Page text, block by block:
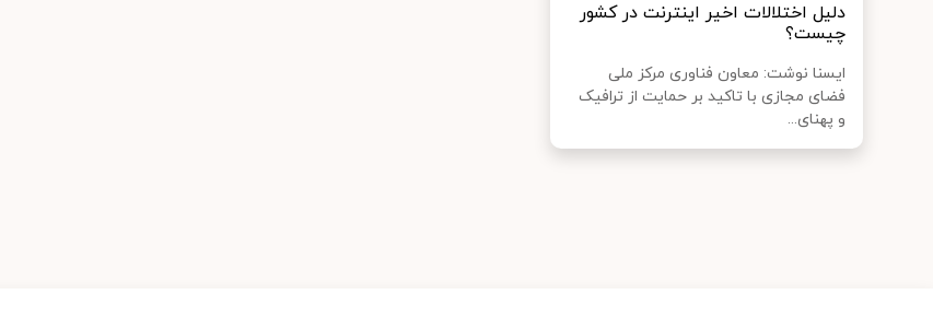
دلیل اختلالات اخیر اینترنت در کشور
چیست؟
ایسنا نوشت: معاون فناوری مرکز ملی
فضای مجازی با تاکید بر حمایت از ترافیک
و پهنای...